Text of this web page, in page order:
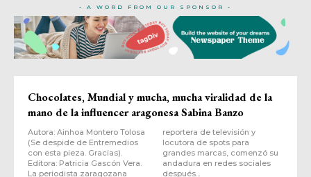
- A WORD FROM OUR SPONSOR -
Chocolates, Mundial y mucha, mucha viralidad de la
mano de la influencer aragonesa Sabina Banzo
Autora: Ainhoa Montero Tolosa
(Se despide de Entremedios
con esta pieza. Gracias).
Editora: Patricia Gascón Vera.
La periodista zaragozana
reportera de televisión y
locutora de spots para
grandes marcas, comenzó su
andadura en redes sociales
después...